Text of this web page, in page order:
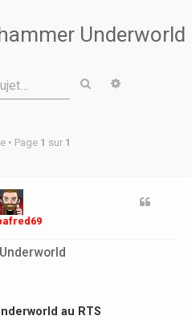
Underworld
Rechercher
• Page 1 sur 1
au RTS